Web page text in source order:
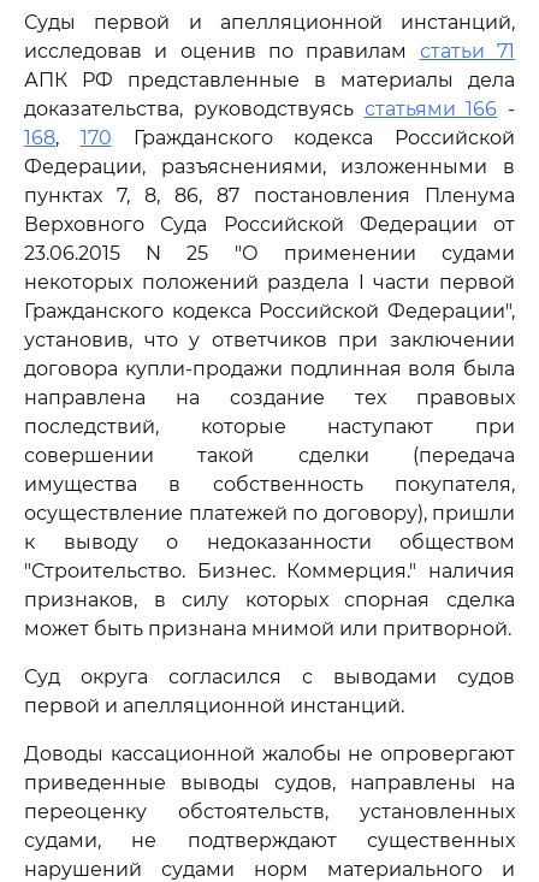
Суды первой и апелляционной инстанций,
исследовав и оценив по правилам статьи 71
АПК РФ представленные в материалы дела
доказательства, руководствуясь статьями 166 -
168, 170 Гражданского кодекса Российской
Федерации, разъяснениями, изложенными в
пунктах 7, 8, 86, 87 постановления Пленума
Верховного Суда Российской Федерации от
23.06.2015 N 25 "О применении судами
некоторых положений раздела I части первой
Гражданского кодекса Российской Федерации",
установив, что у ответчиков при заключении
договора купли-продажи подлинная воля была
направлена на создание тех правовых
последствий, которые наступают при
совершении такой сделки (передача
имущества в собственность покупателя,
осуществление платежей по договору), пришли
к выводу о недоказанности обществом
"Строительство. Бизнес. Коммерция." наличия
признаков, в силу которых спорная сделка
может быть признана мнимой или притворной.
Суд округа согласился с выводами судов
первой и апелляционной инстанций.
Доводы кассационной жалобы не опровергают
приведенные выводы судов, направлены на
переоценку обстоятельств, установленных
судами, не подтверждают существенных
нарушений судами норм материального и